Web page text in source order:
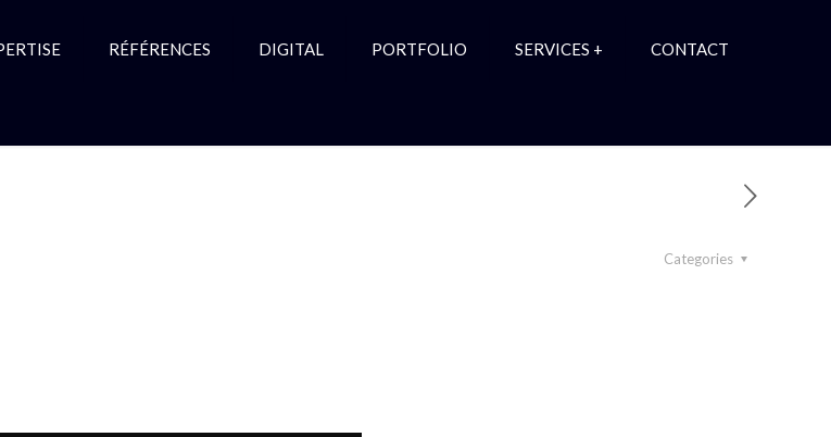
RÉFÉRENCES DIGITAL PORTFOLIO SERVICES + CONTACT
Categories